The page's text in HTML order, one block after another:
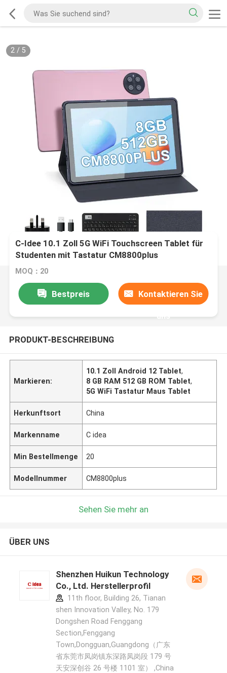
3/ 5
C-Idee 10.1 Zoll 5G WiFi Touchscreen Tablet für
Studenten mit Tastatur CM8800plus
MOQ：20
Bestpreis Kontaktieren Sie
uns
PRODUKT-BESCHREIBUNG
Markieren:
10.1 Zoll Android 12 Tablet,
8 GB RAM 512 GB ROM Tablet,
5G WiFi Tastatur Maus Tablet
Herkunftsort China
Markenname C idea
Min Bestellmenge 20
Modellnummer CM8800plus
Sehen Sie mehr an
ÜBER UNS
Shenzhen Huikun Technology
Co., Ltd. Herstellerprofil
11th floor, Building 26, Tianan
shen Innovation Valley, No. 179
Dongshen Road Fenggang
Section,Fenggang
Town,Dongguan,Guangdong（广东
省东莞市凤岗镇东深路凤岗段 179 号
天安深创谷 26 号楼 1101 室） ,China